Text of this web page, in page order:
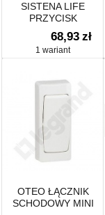
SISTENA LIFE
PRZYCISK
PRZEŁĄCZNY 10A-
250V~
68,93 zł
1 wariant
OTEO ŁĄCZNIK
SCHODOWY MINI